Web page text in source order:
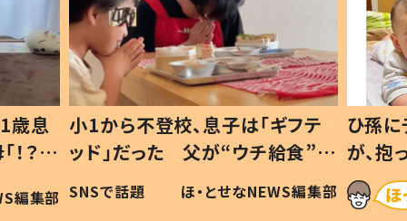
歳息
？」
編集部
小1から不登校、息子は「ギフテ
ッド」だった 父が“ウチ給食”を
作り続ける理由とは #令和の親
#令和の子
SNSで話題 ほ・とせなNEWS編集部
ひ孫
が、
「涙が
い」